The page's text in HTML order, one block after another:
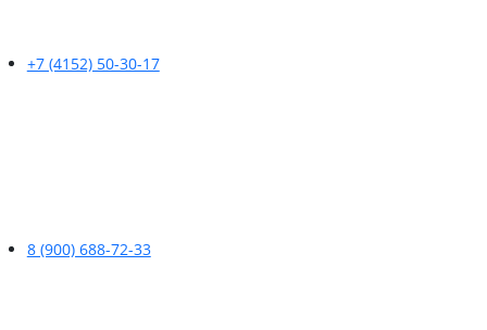
+7 (4152) 50-30-17
8 (900) 688-72-33